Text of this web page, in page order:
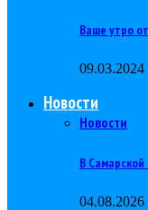
Ваше утро
09.03.2024
Новости
Новости
В Самарской
04.08.2026